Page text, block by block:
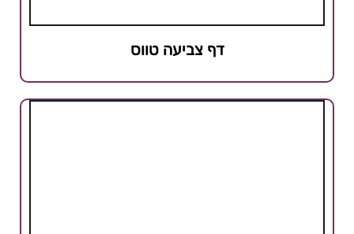
דף צביעה טווס